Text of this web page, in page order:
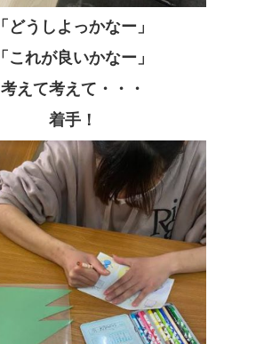
「どうしよっかなー」
「これが良いかなー」
考えて考えて・・・
着手！